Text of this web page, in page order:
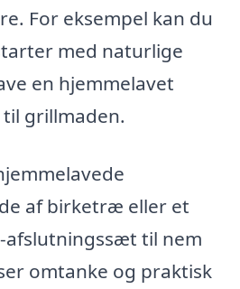
For eksempel kan du
med naturlige
en hjemmelavet
grillmaden.
af birketræ eller et
afslutningssæt til nem
omtanke og praktisk